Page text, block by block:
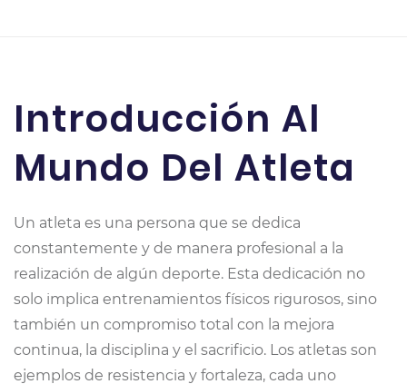
Introducción Al
Mundo Del Atleta
Un atleta es una persona que se dedica
constantemente y de manera profesional a la
realización de algún deporte. Esta dedicación no
solo implica entrenamientos físicos rigurosos, sino
también un compromiso total con la mejora
continua, la disciplina y el sacrificio. Los atletas son
ejemplos de resistencia y fortaleza, cada uno